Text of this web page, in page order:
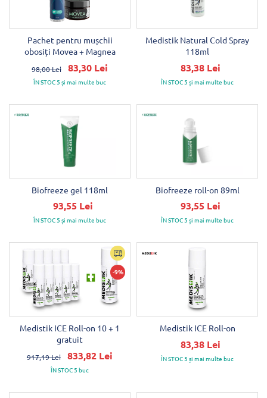
Pachet pentru mușchii
obosiți Movea + Magnea
98,00 Lei 83,30 Lei
ÎN STOC 5 și mai multe buc
Medistik Natural Cold Spray
118ml
83,38 Lei
ÎN STOC 5 și mai multe buc
Biofreeze gel 118ml
93,55 Lei
ÎN STOC 5 și mai multe buc
Biofreeze roll-on 89ml
93,55 Lei
ÎN STOC 5 și mai multe buc
-9%
Medistik ICE Roll-on 10 + 1
gratuit
917,19 Lei 833,82 Lei
ÎN STOC 5 buc
Medistik ICE Roll-on
83,38 Lei
ÎN STOC 5 și mai multe buc